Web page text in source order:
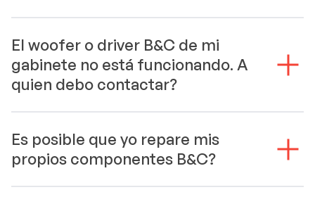
El woofer o driver B&C de mi
gabinete no está funcionando. A
quien debo contactar?
Es posible que yo repare mis
propios componentes B&C?